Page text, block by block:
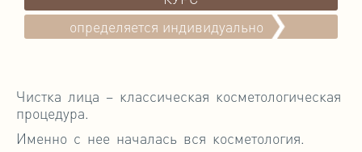
определяется индивидуально
Чистка лица – классическая косметологическая
процедура.
Именно с нее началась вся косметология.